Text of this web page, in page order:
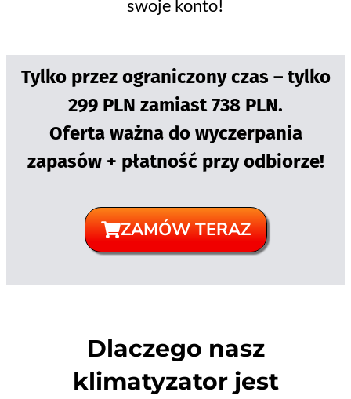
swoje konto!
Tylko przez ograniczony czas – tylko
299 PLN zamiast 738 PLN.
Oferta ważna do wyczerpania
zapasów + płatność przy odbiorze!
ZAMÓW TERAZ
Dlaczego nasz
klimatyzator jest